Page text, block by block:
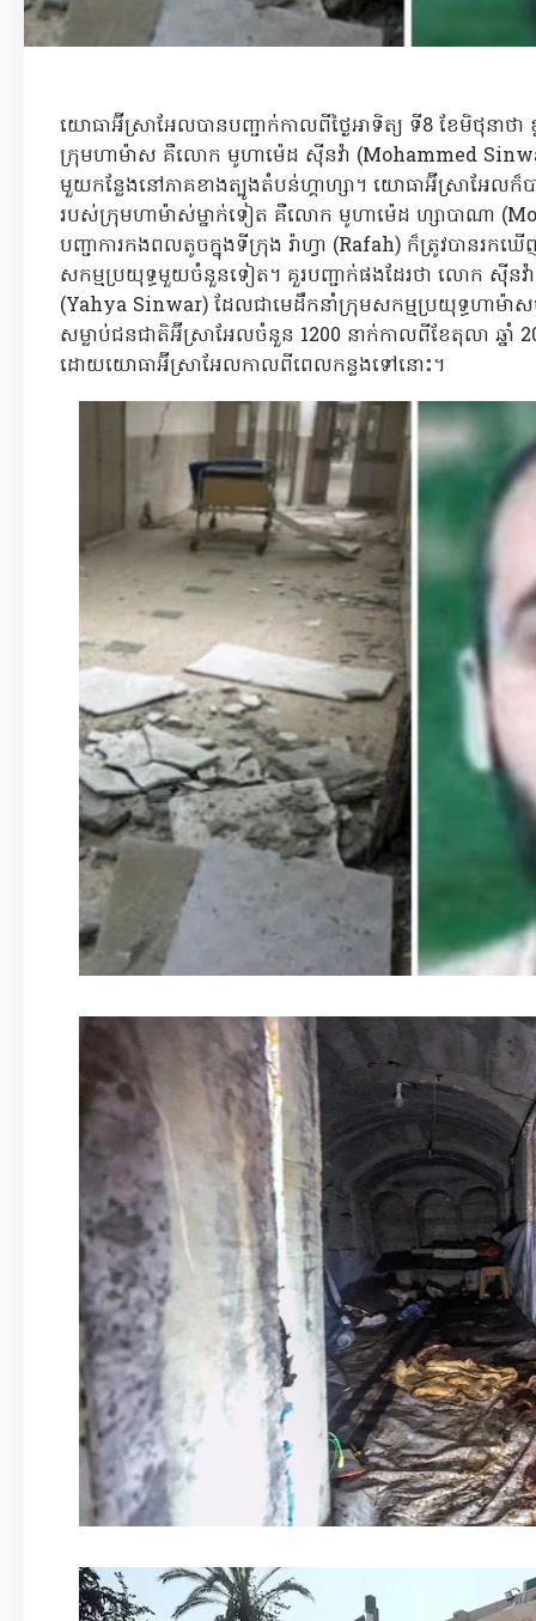
យោធាអ៊ីស្រាអែលបានបញ្ជាក់កាលពីថ្ងៃអាទិត្យ ទី8 ខែមិថុនា
ក្រុមហាម៉ាស គឺលោក មូហាម៉េដ ស៊ីនវ៉ា (Mohammed
មួយកន្លែងនៅភាគខាងត្បូងតំបន់ហ្គាហ្សា។ យោធាអ៊ីស្រាអែលក៏
របស់ក្រុមហាម៉ាស់ម្នាក់ទៀត គឺលោក មូហាម៉េដ ហ្សាបាណា
បញ្ជាការកងពលតូចក្នុងទីក្រុង រ៉ាហ្វា (Rafah) ក៏ត្រូវបានរកឃ
សកម្មប្រយុទ្ធមួយចំនួនទៀត។ គួរបញ្ជាក់ផងដែរថា លោក ស៊ីន
(Yahya Sinwar) ដែលជាមេដឹកនាំក្រុមសកម្មប្រយុទ្ធហាម៉ាសប៉
សម្លាប់ជនជាតិអ៊ីស្រាអែលចំនួន 1200 នាក់កាលពីខែតុលា ឆ្នាំ
ដោយយោធាអ៊ីស្រាអែលកាលពីពេលកន្លងទៅនោះ។